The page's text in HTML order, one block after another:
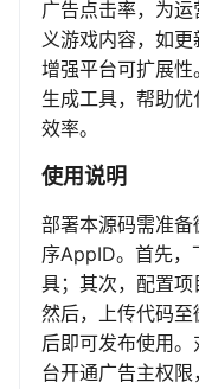
广告点击率，为
义游戏内容，如更
增强平台可扩展
生成工具，帮助
效率。
使用说明
部署本源码需准
序AppID。首先，
具；其次，配置项
然后，上传代码
后即可发布使用
台开通广告主权